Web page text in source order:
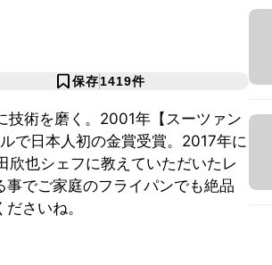
保存1419件
技術を磨く。2001年【スーツァン
で日本人初の金賞受賞。2017年に
也シェフに教えていただいたレ
でご家庭のフライパンでも絶品
さいね。